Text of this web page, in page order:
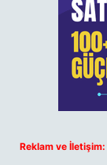
Reklam ve İletişim: